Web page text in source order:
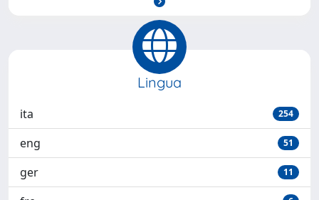
Lingua
ita 254
eng 51
ger 11